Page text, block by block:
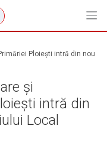
Ploiești intră din nou
și
intră din
Local